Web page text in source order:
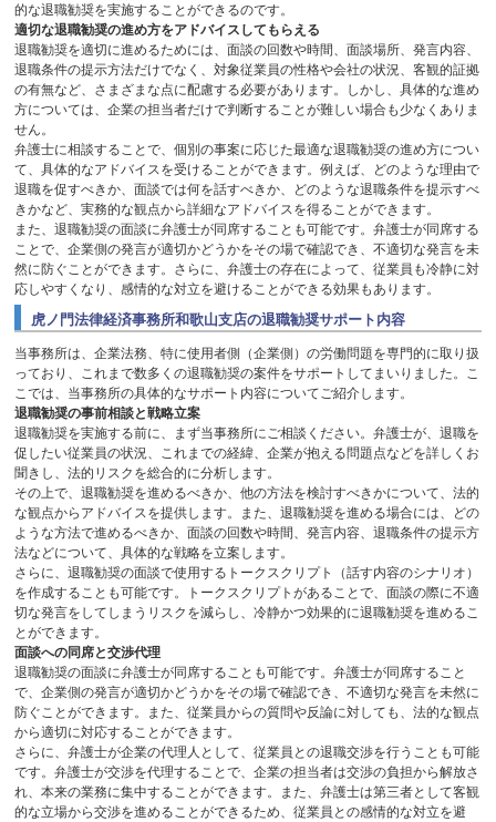
的な退職勧奨を実施することができるのです。
適切な退職勧奨の進め方をアドバイスしてもらえる
退職勧奨を適切に進めるためには、面談の回数や時間、面談場所、発言内容、
退職条件の提示方法だけでなく、対象従業員の性格や会社の状況、客観的証拠
の有無など、さまざまな点に配慮する必要があります。しかし、具体的な進め
方については、企業の担当者だけで判断することが難しい場合も少なくありま
せん。
弁護士に相談することで、個別の事案に応じた最適な退職勧奨の進め方につい
て、具体的なアドバイスを受けることができます。例えば、どのような理由で
退職を促すべきか、面談では何を話すべきか、どのような退職条件を提示すべ
きかなど、実務的な観点から詳細なアドバイスを得ることができます。
また、退職勧奨の面談に弁護士が同席することも可能です。弁護士が同席する
ことで、企業側の発言が適切かどうかをその場で確認でき、不適切な発言を未
然に防ぐことができます。さらに、弁護士の存在によって、従業員も冷静に対
応しやすくなり、感情的な対立を避けることができる効果もあります。
虎ノ門法律経済事務所和歌山支店の退職勧奨サポート内容
当事務所は、企業法務、特に使用者側（企業側）の労働問題を専門的に取り扱
っており、これまで数多くの退職勧奨の案件をサポートしてまいりました。こ
こでは、当事務所の具体的なサポート内容についてご紹介します。
退職勧奨の事前相談と戦略立案
退職勧奨を実施する前に、まず当事務所にご相談ください。弁護士が、退職を
促したい従業員の状況、これまでの経緯、企業が抱える問題点などを詳しくお
聞きし、法的リスクを総合的に分析します。
その上で、退職勧奨を進めるべきか、他の方法を検討すべきかについて、法的
な観点からアドバイスを提供します。また、退職勧奨を進める場合には、どの
ような方法で進めるべきか、面談の回数や時間、発言内容、退職条件の提示方
法などについて、具体的な戦略を立案します。
さらに、退職勧奨の面談で使用するトークスクリプト（話す内容のシナリオ）
を作成することも可能です。トークスクリプトがあることで、面談の際に不適
切な発言をしてしまうリスクを減らし、冷静かつ効果的に退職勧奨を進めるこ
とができます。
面談への同席と交渉代理
退職勧奨の面談に弁護士が同席することも可能です。弁護士が同席すること
で、企業側の発言が適切かどうかをその場で確認でき、不適切な発言を未然に
防ぐことができます。また、従業員からの質問や反論に対しても、法的な観点
から適切に対応することができます。
さらに、弁護士が企業の代理人として、従業員との退職交渉を行うことも可能
です。弁護士が交渉を代理することで、企業の担当者は交渉の負担から解放さ
れ、本来の業務に集中することができます。また、弁護士は第三者として客観
的な立場から交渉を進めることができるため、従業員との感情的な対立を避